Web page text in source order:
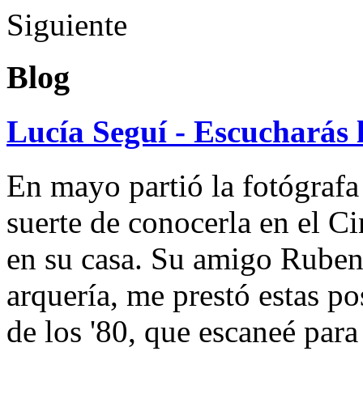
Siguiente
Blog
Lucía Seguí - Escucharás
En mayo partió la
suerte de conocerla en el
en su casa. Su amigo
arquería, me prestó estas
de los '80, que escaneé